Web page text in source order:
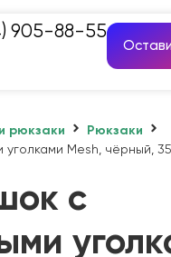
905-88-55
рюкзаки
Рюкзаки
Mesh, чёрный,
с